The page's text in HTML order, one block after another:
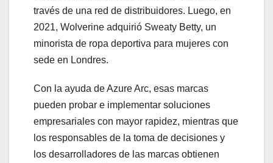
través de una red de distribuidores. Luego, en
2021, Wolverine adquirió Sweaty Betty, un
minorista de ropa deportiva para mujeres con
sede en Londres.
Con la ayuda de Azure Arc, esas marcas
pueden probar e implementar soluciones
empresariales con mayor rapidez, mientras que
los responsables de la toma de decisiones y
los desarrolladores de las marcas obtienen